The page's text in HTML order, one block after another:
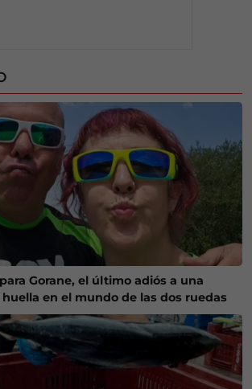
Gorane, el último adiós a una
en el mundo de las dos ruedas